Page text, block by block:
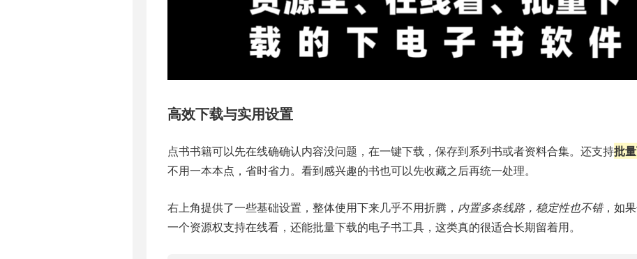
高效下载与实用设置
点书书籍可以先在线确确认内容没问题，在一键下载，保存到系列书或者资料合集。还支持批
不用一本本点，省时省力。看到感兴趣的书也可以先收藏之后再统一处理。
右上角提供了一些基础设置，整体使用下来几乎不用折腾， 内置多条线路，稳定性也不错，如
一个资源权支持在线看，还能批量下载的电子书工具，这类真的很适合长期留着用。